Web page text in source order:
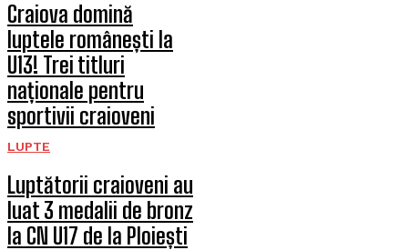
Craiova domină
luptele românești la
U13! Trei titluri
naționale pentru
sportivii craioveni
LUPTE
Luptătorii craioveni au
luat 3 medalii de bronz
la CN U17 de la Ploiești